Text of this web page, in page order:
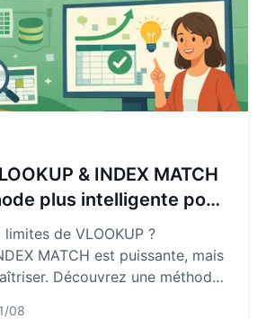
& INDEX MATCH
plus intelligente pour
données dans Excel
de VLOOKUP ?
MATCH est puissante, mais
Découvrez une méthode
08